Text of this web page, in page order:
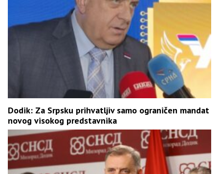
Dodik: Za Srpsku prihvatljiv samo ograničen mandat
novog visokog predstavnika